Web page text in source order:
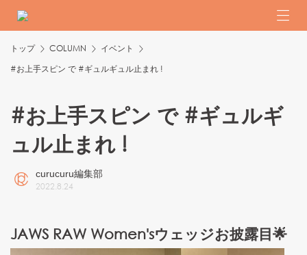
トップ COLUMN
イベント
#お上手スピン で #ギュルギュル止まれ !
#お上手スピン で #ギュルギ
ュル止まれ !
curucuru編集部
2022.8.24
JAWS RAW Women'sウェッジお披露目🌟